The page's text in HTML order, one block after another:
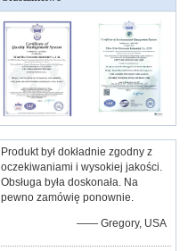
Produkt był dokładnie zgodny z
oczekiwaniami i wysokiej jakości.
Obsługa była doskonała. Na
pewno zamówię ponownie.
—— Gregory, USA